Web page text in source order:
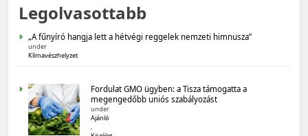
Magyarország számokban: Fogyasztói bizalom,
gazdasági várakozások
Legolvasottabb
„A fűnyíró hangja lett a hétvégi reggelek nemzeti himnusza”
under
Klímavészhelyzet
Fordulat GMO ügyben: a Tisza támogatta a
megengedőbb uniós szabályozást
under
Ajánló
,